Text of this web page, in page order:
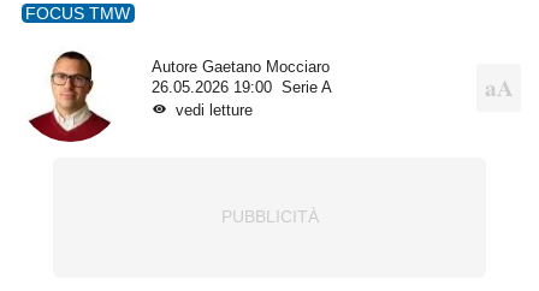
FOCUS TMW
Autore Gaetano Mocciaro
26.05.2026 19:00
Serie A
vedi letture